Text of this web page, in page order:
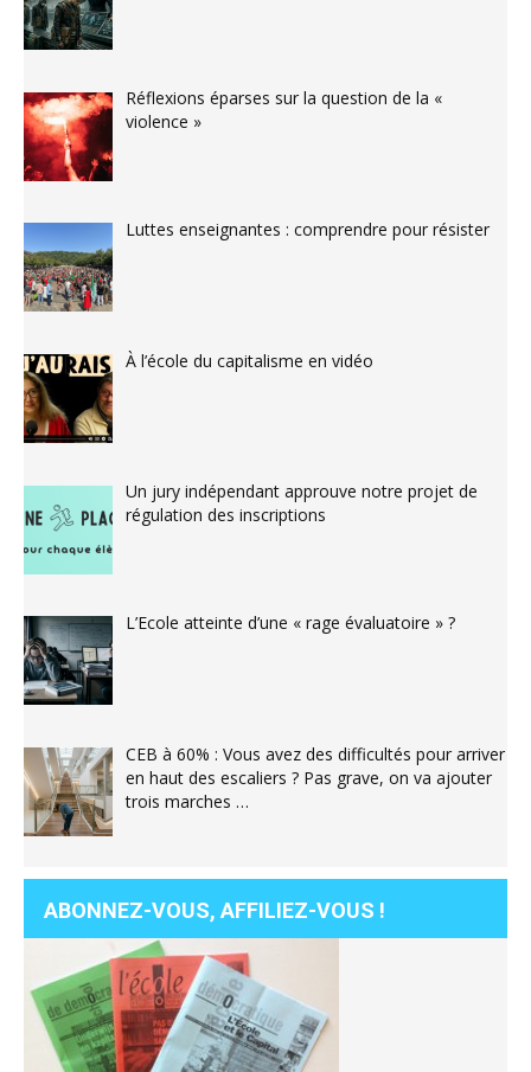
Réflexions éparses sur la question de la «
violence »
Luttes enseignantes : comprendre pour résister
À l’école du capitalisme en vidéo
Un jury indépendant approuve notre projet de
régulation des inscriptions
L’Ecole atteinte d’une « rage évaluatoire » ?
CEB à 60% : Vous avez des difficultés pour arriver
en haut des escaliers ? Pas grave, on va ajouter
trois marches …
ABONNEZ-VOUS, AFFILIEZ-VOUS !